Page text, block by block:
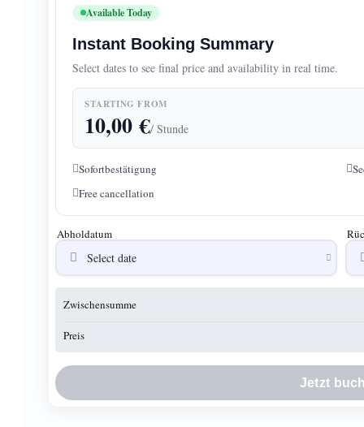
Available Today
Instant Booking Summary
Select dates to see final price and availability in real time.
STARTING FROM
10,00€/ Stunde
Sofortbestätigung
Free cancellation
Abholdatum
Zwischensumme
Preis
Jetzt